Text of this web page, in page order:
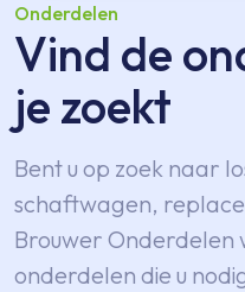
Onderdelen
Vind de
je zoekt
Bent u op zoek naar
schaftwagen,
Brouwer Onderdelen
onderdelen die u